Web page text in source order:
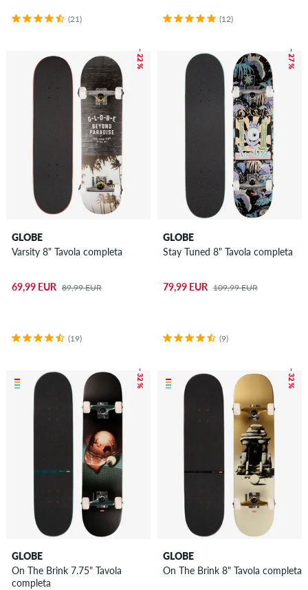
(21) (12)
– 22 %
GLOBE
Varsity 8" Tavola completa
69,99 EUR 89,99 EUR
(19)
– 27 %
GLOBE
Stay Tuned 8" Tavola completa
79,99 EUR 109,99 EUR
(9)
– 32 %
GLOBE
On The Brink 7.75" Tavola
completa
– 32 %
GLOBE
On The Brink 8" Tavola completa